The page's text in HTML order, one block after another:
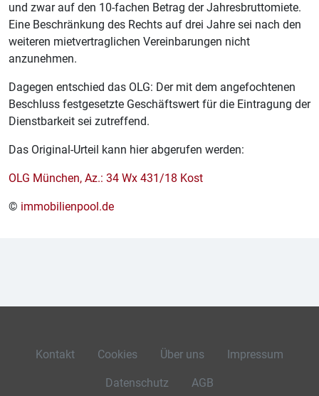
und zwar auf den 10-fachen Betrag der Jahresbruttomiete.
Eine Beschränkung des Rechts auf drei Jahre sei nach den
weiteren mietvertraglichen Vereinbarungen nicht
anzunehmen.
Dagegen entschied das OLG: Der mit dem angefochtenen
Beschluss festgesetzte Geschäftswert für die Eintragung der
Dienstbarkeit sei zutreffend.
Das Original-Urteil kann hier abgerufen werden:
OLG München, Az.: 34 Wx 431/18 Kost
© immobilienpool.de
Kontakt Cookies Über uns Impressum
Datenschutz AGB